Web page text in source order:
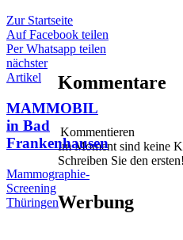
Zur Startseite
Auf Facebook teilen
Per Whatsapp teilen
nächster
Artikel
MAMMOBIL
in Bad
Frankenhausen
Mammographie-
Screening
Thüringen
Kommentare
Kommentieren
Im Moment sind keine
Schreiben Sie den ersten!
Werbung